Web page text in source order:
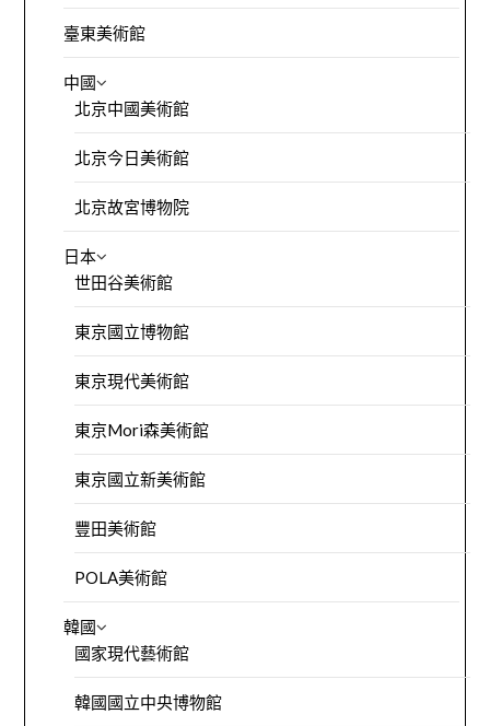
臺東美術館
中國
北京中國美術館
北京今日美術館
北京故宮博物院
日本
世田谷美術館
東京國立博物館
東京現代美術館
東京Mori森美術館
東京國立新美術館
豐田美術館
POLA美術館
韓國
國家現代藝術館
韓國國立中央博物館